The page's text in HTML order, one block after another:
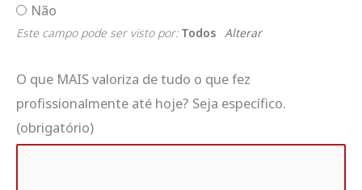
Não
Este campo pode ser visto por: Todos Alterar
O que MAIS valoriza de tudo o que fez
profissionalmente até hoje? Seja específico.
(obrigatório)